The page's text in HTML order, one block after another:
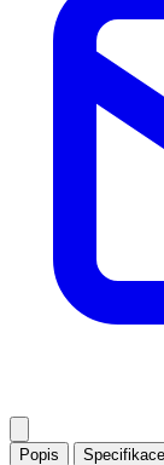
Popis Specifikace